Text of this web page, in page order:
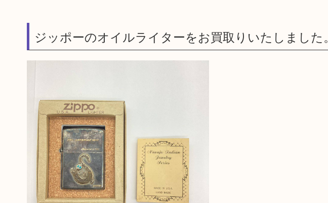
ジッポーのオイルライターをお買取りいたしました。